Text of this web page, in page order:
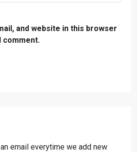
and website in this browser
comment.
email everytime we add new